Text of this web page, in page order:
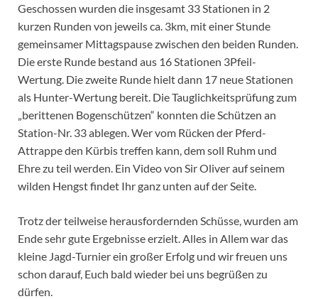
Geschossen wurden die insgesamt 33 Stationen in 2
kurzen Runden von jeweils ca. 3km, mit einer Stunde
gemeinsamer Mittagspause zwischen den beiden Runden.
Die erste Runde bestand aus 16 Stationen 3Pfeil-
Wertung. Die zweite Runde hielt dann 17 neue Stationen
als Hunter-Wertung bereit. Die Tauglichkeitsprüfung zum
„berittenen Bogenschützen“ konnten die Schützen an
Station-Nr. 33 ablegen. Wer vom Rücken der Pferd-
Attrappe den Kürbis treffen kann, dem soll Ruhm und
Ehre zu teil werden. Ein Video von Sir Oliver auf seinem
wilden Hengst findet Ihr ganz unten auf der Seite.
Trotz der teilweise herausfordernden Schüsse, wurden am
Ende sehr gute Ergebnisse erzielt. Alles in Allem war das
kleine Jagd-Turnier ein großer Erfolg und wir freuen uns
schon darauf, Euch bald wieder bei uns begrüßen zu
dürfen.